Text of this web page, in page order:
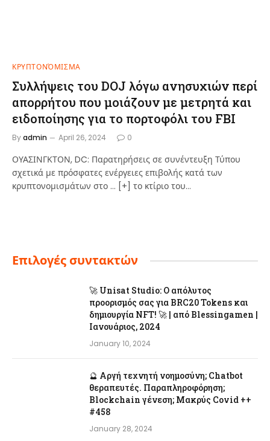
ΚΡΥΠΤΟΝΌΜΙΣΜΑ
Συλλήψεις του DOJ λόγω ανησυχιών περί
απορρήτου που μοιάζουν με μετρητά και
ειδοποίησης για το πορτοφόλι του FBI
Byadmin April 26, 2024 0
ΟΥΑΣΙΝΓΚΤΟΝ, DC: Παρατηρήσεις σε συνέντευξη Τύπου
σχετικά με πρόσφατες ενέργειες επιβολής κατά των
κρυπτονομισμάτων στο … [+] το κτίριο του…
Επιλογές συντακτών
🚀 Unisat Studio: Ο απόλυτος
προορισμός σας για BRC20 Tokens και
δημιουργία NFT! 🚀 | από Blessingamen |
Ιανουάριος, 2024
January 10, 2024
🔮 Αργή τεχνητή νοημοσύνη; Chatbot
θεραπευτές. Παραπληροφόρηση;
Blockchain γένεση; Μακρύς Covid ++
#458
January 28, 2024